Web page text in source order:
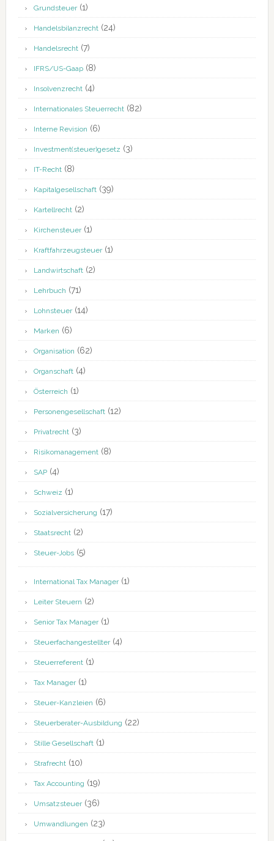
Grundsteuer(1)
Handelsbilanzrecht(24)
Handelsrecht(7)
IFRS/US-Gaap(8)
Insolvenzrecht(4)
Internationales Steuerrecht(82)
Interne Revision (6)
Investment(steuer)gesetz (3)
IT-Recht(8)
Kapitalgesellschaft(39)
Kartellrecht(2)
Kirchensteuer(1)
Kraftfahrzeugsteuer(1)
Landwirtschaft(2)
Lehrbuch (71)
Lohnsteuer(14)
Marken (6)
Organisation (62)
Organschaft(4)
Österreich (1)
Personengesellschaft(12)
Privatrecht(3)
Risikomanagement(8)
SAP(4)
Schweiz (1)
Sozialversicherung (17)
Staatsrecht(2)
Steuer-Jobs(5)
International Tax Manager(1)
Leiter Steuern (2)
Senior Tax Manager(1)
Steuerfachangestellter(4)
Steuerreferent(1)
Tax Manager(1)
Steuer-Kanzleien (6)
Steuerberater-Ausbildung (22)
Stille Gesellschaft(1)
Strafrecht(10)
Tax Accounting (19)
Umsatzsteuer(36)
Umwandlungen (23)